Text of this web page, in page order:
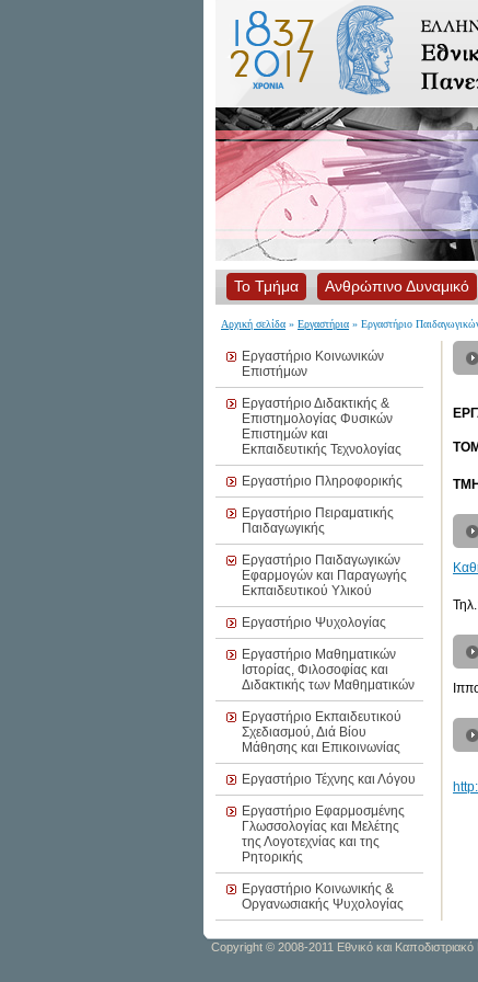
Το Τμήμα Ανθρώπινο Δυναμικό
Αρχική σελίδα » Εργαστήρια » Εργαστήριο
Εργαστήριο Κοινωνικών
Επιστήμων
Εργαστήριο Διδακτικής &
Επιστημολογίας Φυσικών
Επιστημών και
Εκπαιδευτικής Τεχνολογίας
Εργαστήριο Πληροφορικής
Εργαστήριο Πειραματικής
Παιδαγωγικής
Εργαστήριο Παιδαγωγικών
Εφαρμογών και Παραγωγής
Εκπαιδευτικού Υλικού
Εργαστήριο Ψυχολογίας
Εργαστήριο Μαθηματικών
Ιστορίας, Φιλοσοφίας και
Διδακτικής των Μαθηματικών
Εργαστήριο Εκπαιδευτικού
Σχεδιασμού, Διά Βίου
Μάθησης και Επικοινωνίας
Εργαστήριο Τέχνης και Λόγου
Εργαστήριο Εφαρμοσμένης
Γλωσσολογίας και Μελέτης
της Λογοτεχνίας και της
Ρητορικής
Εργαστήριο Κοινωνικής &
Οργανωσιακής Ψυχολογίας
Copyright © 2008-2011 Εθνικό και